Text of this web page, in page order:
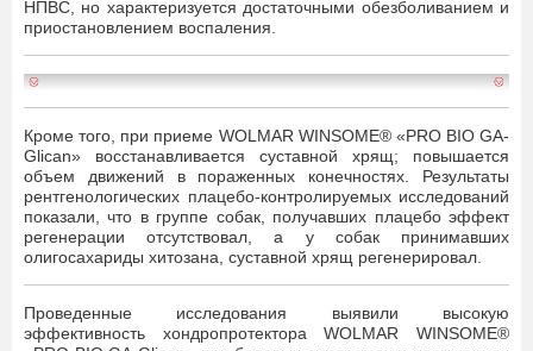
НПВС, но характеризуется достаточными обезболиванием и
приостановлением воспаления.
Кроме того, при приеме WOLMAR WINSOME® «PRO BIO GA-
Glican» восстанавливается суставной хрящ; повышается
объем движений в пораженных конечностях. Результаты
рентгенологических плацебо-контролируемых исследований
показали, что в группе собак, получавших плацебо эффект
регенерации отсутствовал, а у собак принимавших
олигосахариды хитозана, суставной хрящ регенерировал.
Проведенные исследования выявили высокую
эффективность хондропротектора WOLMAR WINSOME®